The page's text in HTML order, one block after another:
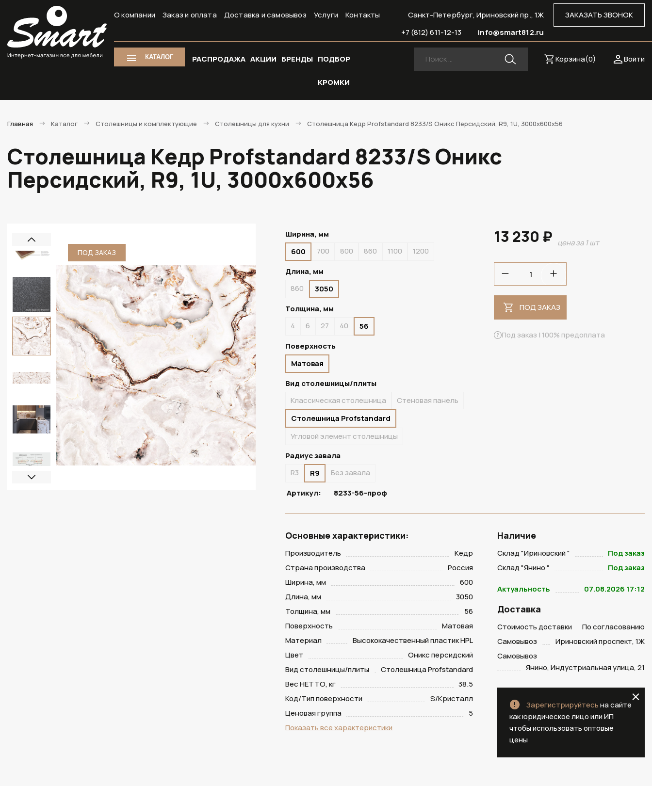
О компании Заказ и оплата Доставка и самовывоз Услуги Контакты ЗАКАЗАТЬ ЗВОНОК
Санкт-Петербург, Ириновский пр., 1Ж
info@smart812.ru
+7 (812) 611-12-13
КАТАЛОГ РАСПРОДАЖА АКЦИИ БРЕНДЫ ПОДБОР
КРОМКИ
Войти
Корзина(0)
Главная Каталог Столешницы и комплектующие Cтолешницы для кухни Столешница Кедр Profstandard 8233/S Оникс Персидский, R9, 1U, 3000х600х56
Столешница Кедр Profstandard 8233/S Оникс
Персидский, R9, 1U, 3000х600х56
ПОД ЗАКАЗ ПОД ЗАКАЗ
Ширина, мм
600
700 800 860 1100
1200
Длина, мм
860
3050
Толщина, мм
4
6 27 40
56
Поверхность
Матовая
Вид столешницы/плиты
Классическая столешница
Стеновая панель
Столешница Profstandard
Угловой элемент столешницы
Радиус завала
R3
R9
Без завала
Артикул:
8233-56-проф
13 230 ₽ цена за 1 шт
ПОД ЗАКАЗ
Под заказ | 100% предоплата
Основные характеристики:
Производитель
Кедр
Страна производства
Россия
Ширина, мм
600
Длина, мм
3050
Толщина, мм
56
Поверхность
Матовая
Материал
Высококачественный пластик HPL
Цвет
Оникс персидский
Вид столешницы/плиты
Столешница Profstandard
Вес НЕТТО, кг
38.5
Код/Тип поверхности
S/Кристалл
Ценовая группа
5
Показать все характеристики
Наличие
Склад "Ириновский "
Под заказ
Склад "Янино "
Под заказ
Актуальность 07.08.2026 17:12
Доставка
Стоимость доставки
По согласованию
Самовывоз
Ириновский проспект, 1Ж
Самовывоз
Янино, Индустриальная улица, 21
Зарегистрируйтесьна сайте
как юридическое лицо или ИП
чтобы использовать оптовые
цены